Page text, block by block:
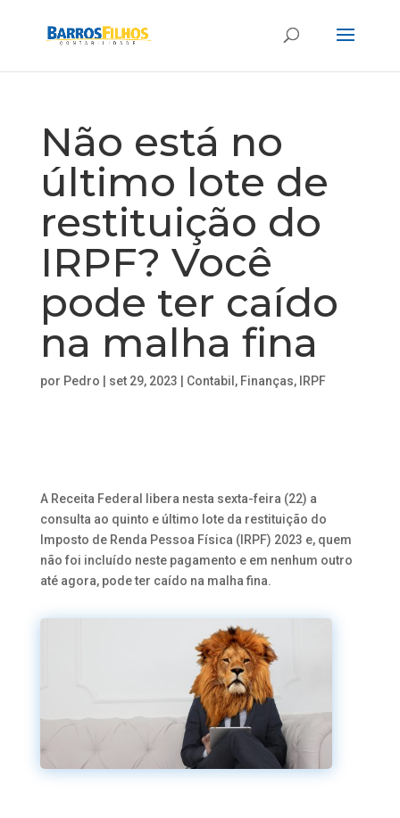
Não está no
último lote de
restituição do
IRPF? Você
pode ter caído
na malha fina
por Pedro set 29, 2023 Contabil , Finanças, IRPF
A Receita Federal libera nesta sexta-feira (22) a
consulta ao quinto e último lote da restituição do
Imposto de Renda Pessoa Física (IRPF) 2023 e, quem
não foi incluído neste pagamento e em nenhum outro
até agora, pode ter caído na malha fina.